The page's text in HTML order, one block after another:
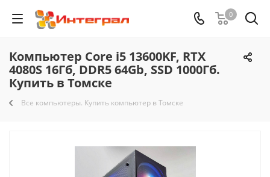
0
Компьютер Core i5 13600KF, RTX
4080S 16Гб, DDR5 64Gb, SSD 1000Гб.
Купить в Томске
Все компьютеры. Купить компьютер в Томске